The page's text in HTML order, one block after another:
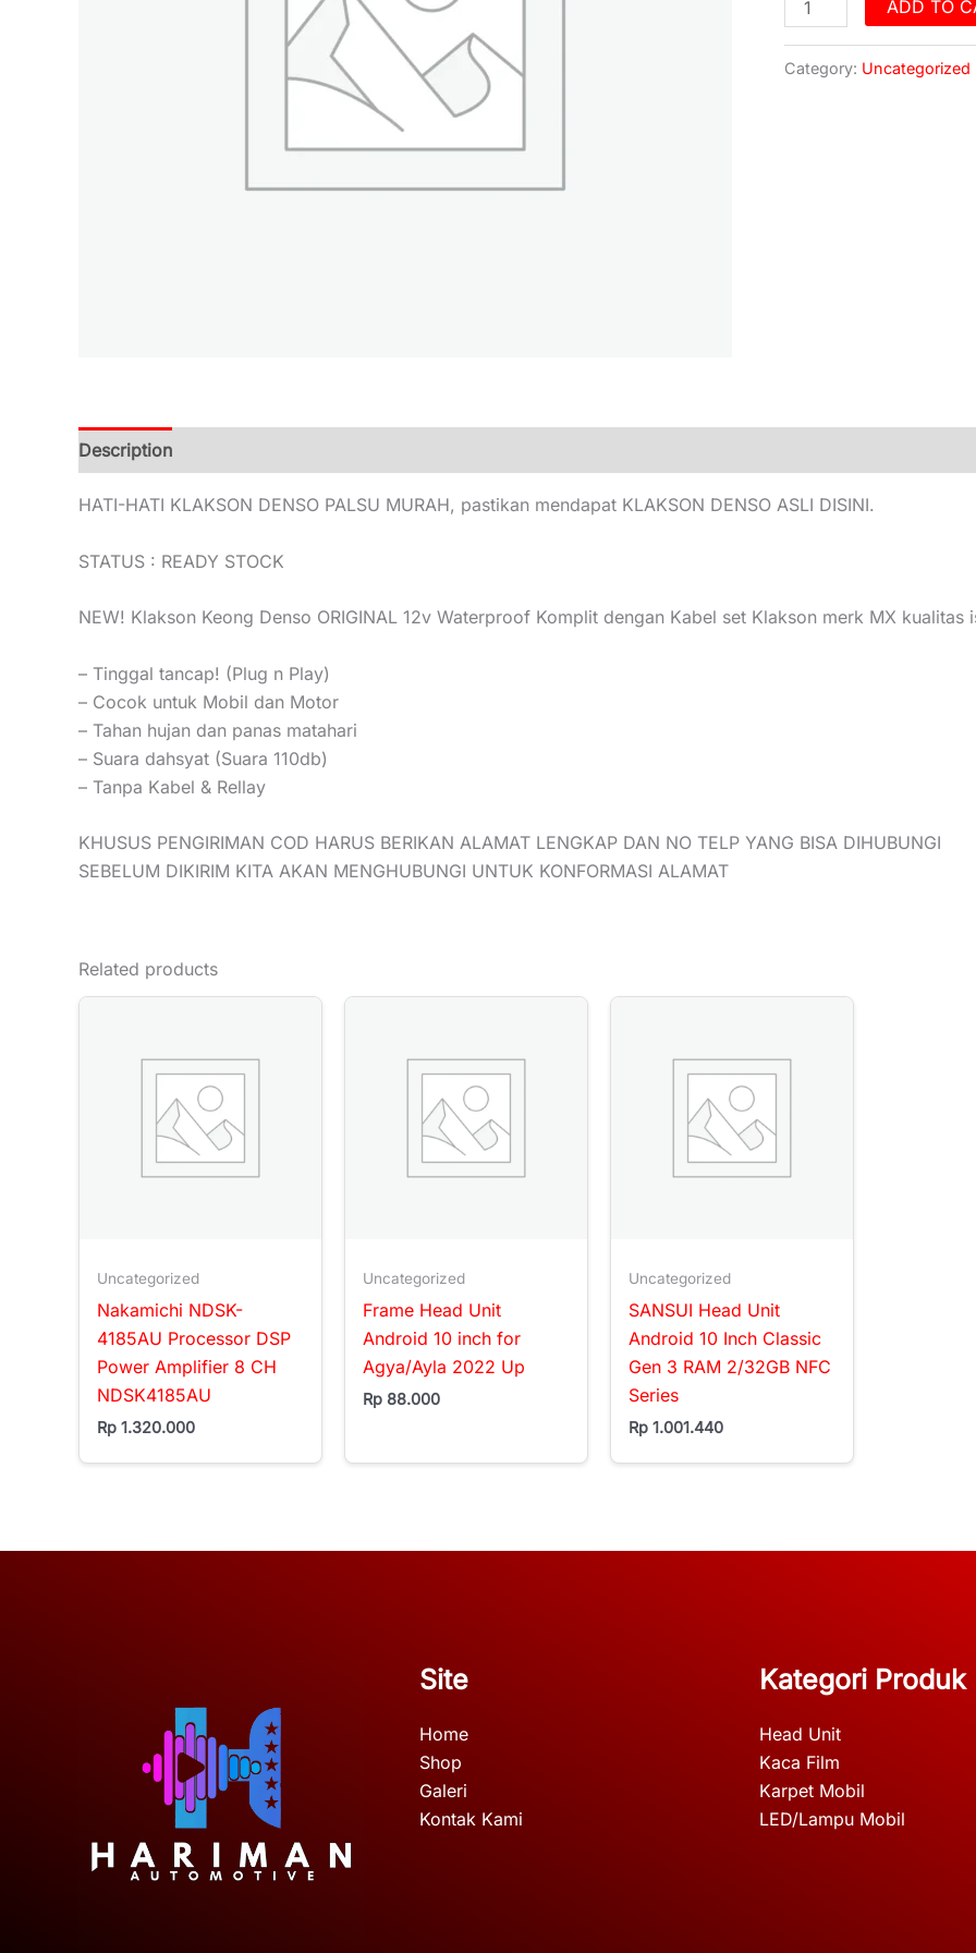
quantity
ADD TO
Category: Uncategorized
Description
HATI-HATI KLAKSON DENSO PALSU MURAH, pastikan mendapat KLAKSON DENSO ASLI DISINI.
STATUS : READY STOCK
NEW! Klakson Keong Denso ORIGINAL 12v Waterproof Komplit dengan Kabel set Klakson merk MX kualitas
– Tinggal tancap! (Plug n Play)
– Cocok untuk Mobil dan Motor
– Tahan hujan dan panas matahari
– Suara dahsyat (Suara 110db)
– Tanpa Kabel & Rellay
KHUSUS PENGIRIMAN COD HARUS BERIKAN ALAMAT LENGKAP DAN NO TELP YANG BISA DIHUBUNGI
SEBELUM DIKIRIM KITA AKAN MENGHUBUNGI UNTUK KONFORMASI ALAMAT
Related products
Uncategorized
Nakamichi NDSK-
4185AU Processor DSP
Power Amplifier 8 CH
NDSK4185AU
Rp 1.320.000
Uncategorized
Frame Head Unit
Android 10 inch for
Agya/Ayla 2022 Up
Rp 88.000
Uncategorized
SANSUI Head Unit
Android 10 Inch Classic
Gen 3 RAM 2/32GB NFC
Series
Rp 1.001.440
Site
Home
Shop
Galeri
Kontak Kami
Kategori Produk
Head Unit
Kaca Film
Karpet Mobil
LED/Lampu Mobil